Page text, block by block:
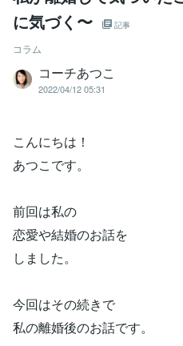
に気づく〜
記事
コラム
コーチあつこ
2022/04/12 05:31
こんにちは！
あつこです。
前回は私の
恋愛や結婚のお話を
しました。
今回はその続きで
私の離婚後のお話です。